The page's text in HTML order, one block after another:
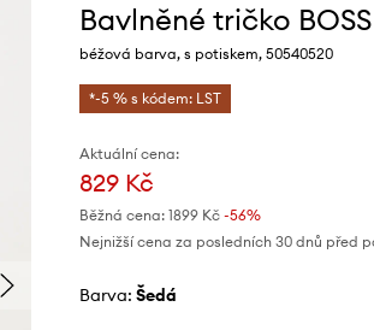
Bavlněné tričko
béžová barva, s potiskem, 50540520
*-5 % s kódem: LST
Aktuální cena:
829 Kč
Běžná cena: 1899 Kč-56%
Nejnižší cena za posledních 30 dnů před
Barva: šedá